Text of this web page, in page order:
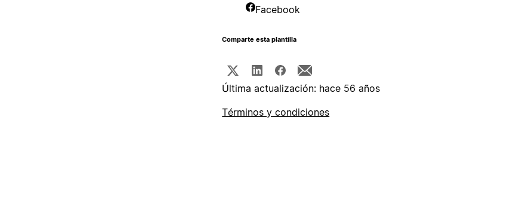
Facebook
Comparte esta plantilla
Última actualización: hace 56 años
Términos y condiciones